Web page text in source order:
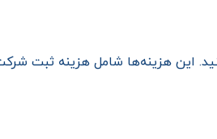
این هزینه‌ها شامل هزینه ثبت